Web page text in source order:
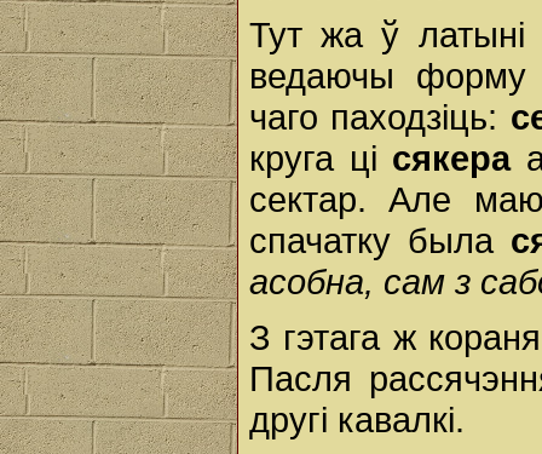
Тут жа ў
ведаючы форму
чаго паходзіць:
круга ці сякера
сектар. Але
спачатку была
асобна, сам з
З гэтага ж
Пасля
другі кавалкі.